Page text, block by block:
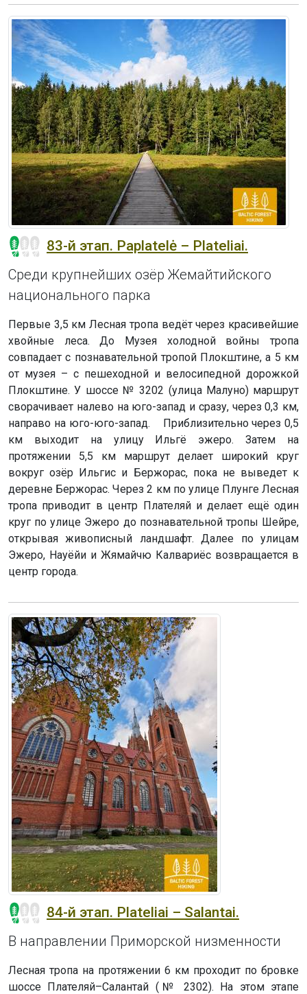
83-й этап. Paplatelė – Plateliai.
Среди крупнейших озёр Жемайтийского
национального парка
Первые 3,5 км Лесная тропа ведёт через красивейшие
хвойные леса. До Музея холодной войны тропа
совпадает с познавательной тропой Плокштине, а 5 км
от музея – с пешеходной и велосипедной дорожкой
Плокштине. У шоссе № 3202 (улица Малуно) маршрут
сворачивает налево на юго-запад и сразу, через 0,3 км,
направо на юго-юго-запад. Приблизительно через 0,5
км выходит на улицу Ильгё эжеро. Затем на
протяжении 5,5 км маршрут делает широкий круг
вокруг озёр Ильгис и Бержорас, пока не выведет к
деревне Бержорас. Через 2 км по улице Плунге Лесная
тропа приводит в центр Плателяй и делает ещё один
круг по улице Эжеро до познавательной тропы Шейре,
открывая живописный ландшафт. Далее по улицам
Эжеро, Науёйи и Жямайчю Калвариёс возвращается в
центр города.
84-й этап. Plateliai – Salantai.
В направлении Приморской низменности
Лесная тропа на протяжении 6 км проходит по бровке
шоссе Плателяй–Салантай (№ 2302). На этом этапе